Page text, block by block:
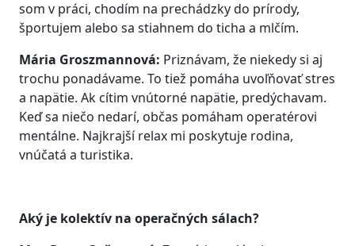
som v práci, chodím na prechádzky do prírody,
športujem alebo sa stiahnem do ticha a mlčím.
Mária Groszmannová: Priznávam, že niekedy si aj
trochu ponadávame. To tiež pomáha uvoľňovať stres
a napätie. Ak cítim vnútorné napätie, predýchavam.
Keď sa niečo nedarí, občas pomáham operatérovi
mentálne. Najkrajší relax mi poskytuje rodina,
vnúčatá a turistika.
Aký je kolektív na operačných sálach?